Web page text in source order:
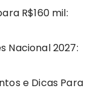
R$160 mil:
Nacional 2027:
e Dicas Para